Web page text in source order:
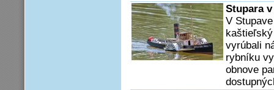
Stupara
V
vyrúbali
rybníku
obnove